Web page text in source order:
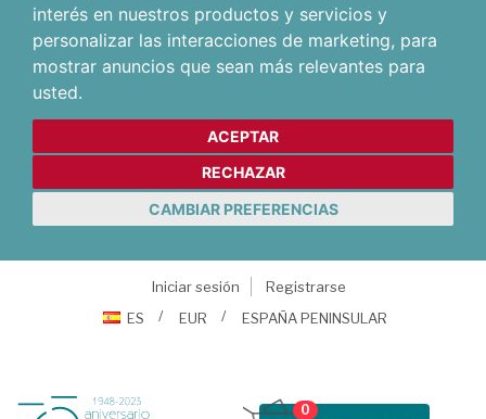
interés en nuestros productos y servicios y
personalizar las interacciones de marketing, para
mostrar anuncios que sean más relevantes para
usted.
ACEPTAR
RECHAZAR
CAMBIAR PREFERENCIAS
Iniciar sesión
Registrarse
ES
EUR ESPAÑA PENINSULAR
0